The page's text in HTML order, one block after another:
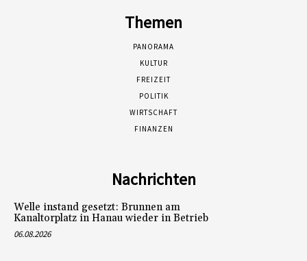
Themen
PANORAMA
KULTUR
FREIZEIT
POLITIK
WIRTSCHAFT
FINANZEN
Nachrichten
Welle instand gesetzt: Brunnen am
Kanaltorplatz in Hanau wieder in Betrieb
06.08.2026